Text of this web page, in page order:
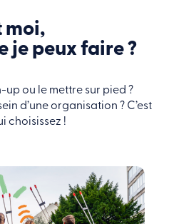
moi,
je peux faire ?
ou le mettre sur pied ?
d’une organisation ? C’est
choisissez !